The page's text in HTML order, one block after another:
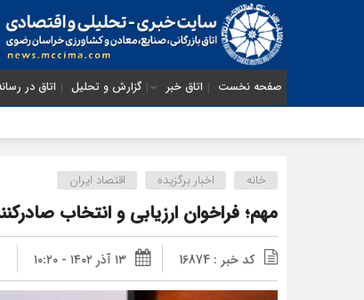
صفحه نخست اتاق خبر گزارش و تحلیل اتاق در
خانه اخبار برگزیده اقتصاد ایران
مهم؛ فراخوان ارزیابی و انتخاب
کد خبر : 16874 ۱۳ آذر ۱۴۰۲ - ۱۰:۲۰